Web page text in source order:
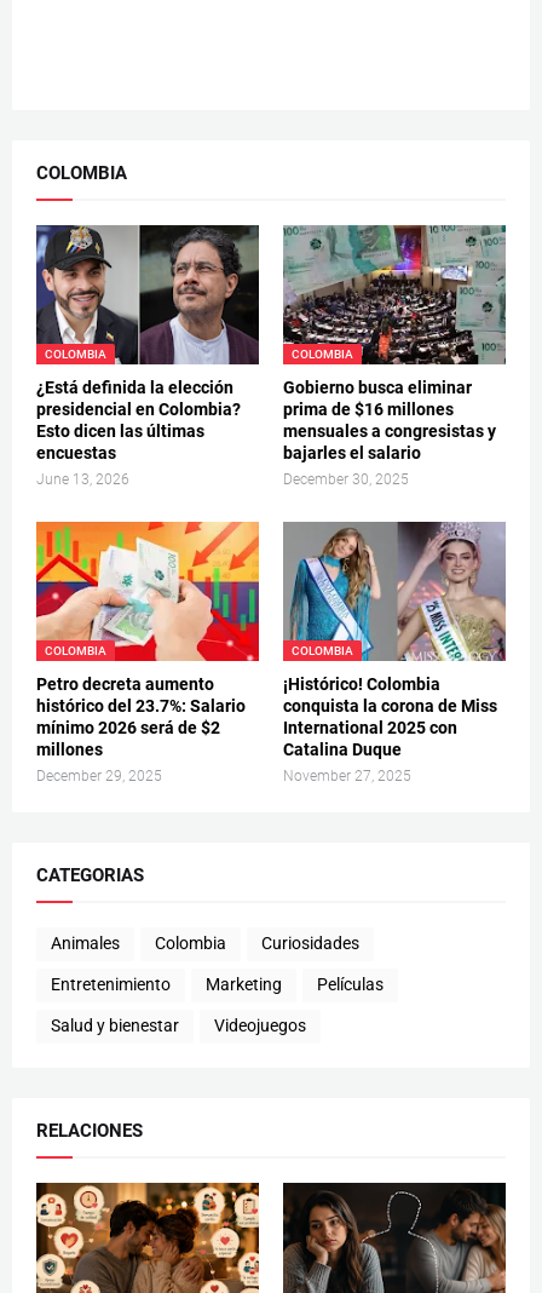
COLOMBIA
COLOMBIA
¿Está definida la elección
presidencial en Colombia?
Esto dicen las últimas
encuestas
June 13, 2026
COLOMBIA
Gobierno busca eliminar
prima de $16 millones
mensuales a congresistas y
bajarles el salario
December 30, 2025
COLOMBIA
Petro decreta aumento
histórico del 23.7%: Salario
mínimo 2026 será de $2
millones
December 29, 2025
COLOMBIA
¡Histórico! Colombia
conquista la corona de Miss
International 2025 con
Catalina Duque
November 27, 2025
CATEGORIAS
Animales Colombia Curiosidades
Entretenimiento Marketing Películas
Salud y bienestar Videojuegos
RELACIONES